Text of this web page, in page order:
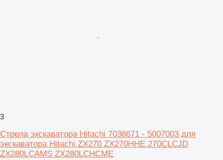
3
Стрела экскаватора Hitachi 7038671 - 5007003 для
экскаватора Hitachi ZX270 ZX270HHE 270CLCJD
ZX280LCAMS ZX280LCHCME